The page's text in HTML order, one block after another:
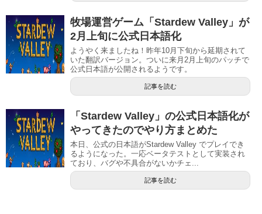
牧場運営ゲーム「Stardew Valley」が
2月上旬に公式日本語化
ようやく来ましたね！昨年10月下旬から延期されて
いた翻訳バージョン。ついに来月2月上旬のパッチで
公式日本語が公開されるようです。
記事を読む
「Stardew Valley」の公式日本語化が
やってきたのでやり方まとめた
本日、公式の日本語がStardew Valley でプレイでき
るようになった。一応ベータテストとして実装され
ており、バグや不具合がないかチェ...
記事を読む